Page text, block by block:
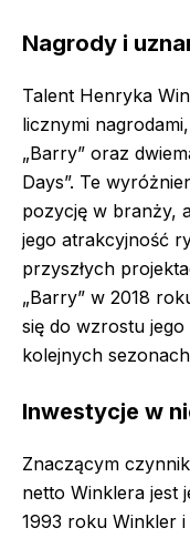
Nagrody i
Talent Henryka
licznymi
„Barry” oraz
Days”. Te
pozycję w branży,
jego atrakcyjność
przyszłych
„Barry” w 2018
się do wzrostu
kolejnych
Inwestycje w
Znaczącym
netto Winklera jest
1993 roku Winkler